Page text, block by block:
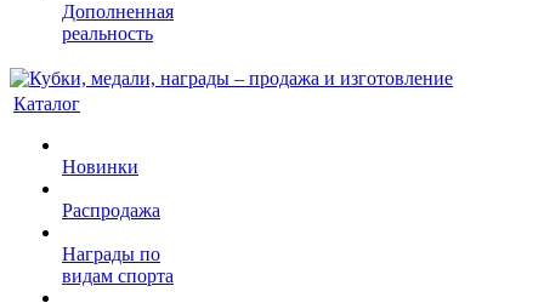
Дополненная
реальность
Каталог
Новинки
Распродажа
Награды по
видам спорта